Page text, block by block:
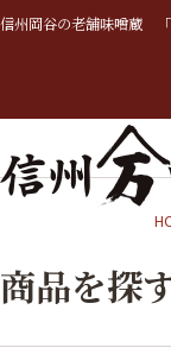
信州岡谷の老舗味噌蔵
商品を探